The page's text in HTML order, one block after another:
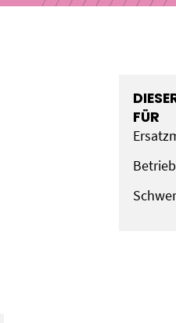
FÜR